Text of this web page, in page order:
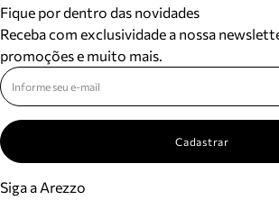
Fique por dentro das novidades
Receba com exclusividade a nossa
promoções e muito mais.
Cadastrar
Siga a Arezzo